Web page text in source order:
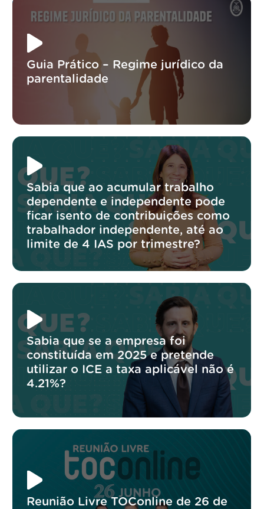
Guia Prático – Regime jurídico da
parentalidade
Sabia que ao acumular trabalho
dependente e independente pode
ficar isento de contribuições como
trabalhador independente, até ao
limite de 4 IAS por trimestre?
Sabia que se a empresa foi
constituída em 2025 e pretende
utilizar o ICE a taxa aplicável não é
4.21%?
Reunião Livre TOConline de 26 de